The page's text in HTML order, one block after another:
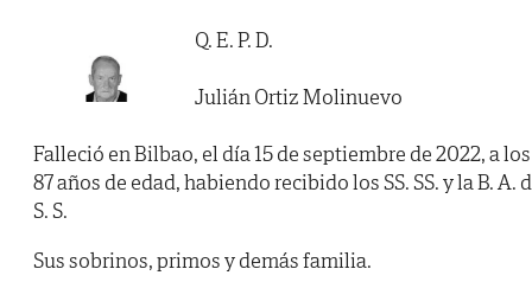
Q. E. P. D.
Julián Ortiz Molinuevo
Falleció en Bilbao, el día 15 de septiembre de 2022, a los
87 años de edad, habiendo recibido los SS. SS. y la B. A.
S. S.
Sus sobrinos, primos y demás familia.